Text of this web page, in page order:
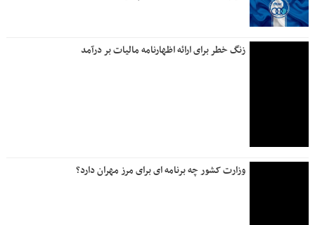
زنگ خطر برای ارائه اظهارنامه مالیات بر درآمد
وزارت کشور چه برنامه ای برای مرز مهران دارد؟